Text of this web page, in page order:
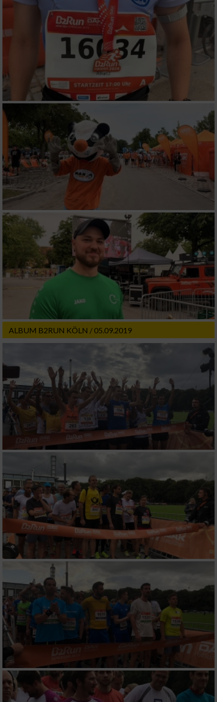
ALBUM B2RUN KÖLN / 05.09.2019